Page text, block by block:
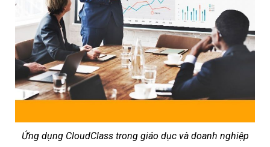
Ứng dụng CloudClass trong giáo dục và doanh nghiệp